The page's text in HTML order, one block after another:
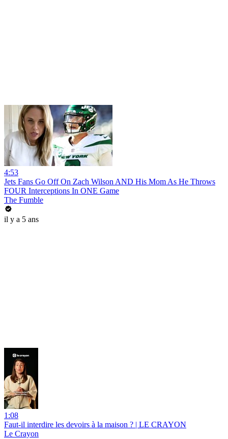
4:53
Jets Fans Go Off On Zach Wilson AND His Mom As He Throws
FOUR Interceptions In ONE Game
The Fumble
il y a 5 ans
1:08
Faut-il interdire les devoirs à la maison ? | LE CRAYON
Le Crayon